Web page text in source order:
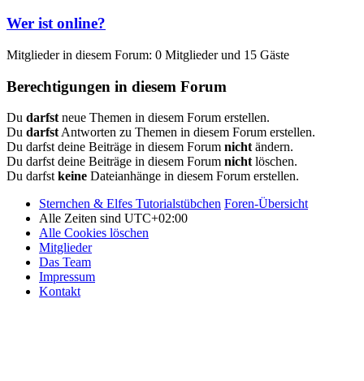
Wer ist online?
Mitglieder in diesem Forum: 0 Mitglieder und 15 Gäste
Berechtigungen in diesem Forum
Du darfstneue Themen in diesem Forum erstellen.
Du darfstAntworten zu Themen in diesem Forum erstellen.
Du darfst deine Beiträge in diesem Forum nichtändern.
Du darfst deine Beiträge in diesem Forum nichtlöschen.
Du darfstkeine Dateianhänge in diesem Forum erstellen.
Sternchen & Elfes Tutorialstübchen Foren-Übersicht
Alle Zeiten sind UTC+02:00
Alle Cookies löschen
Mitglieder
Das Team
Impressum
Kontakt